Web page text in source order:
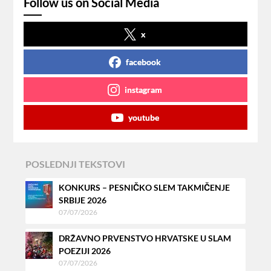
x
facebook
instagram
youtube
POSLEDNJI TEKSTOVI
KONKURS – PESNIČKO SLEM TAKMIČENJE
SRBIJE 2026
07/07/2026
DRŽAVNO PRVENSTVO HRVATSKE U SLAM
POEZIJI 2026
07/07/2026